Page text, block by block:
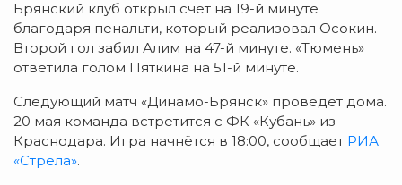
Брянский клуб открыл счёт на 19-й минуте
благодаря пенальти, который реализовал Осокин.
Второй гол забил Алим на 47-й минуте. «Тюмень»
ответила голом Пяткина на 51-й минуте.
Следующий матч «Динамо-Брянск» проведёт дома.
20 мая команда встретится с ФК «Кубань» из
Краснодара. Игра начнётся в 18:00, сообщает РИА
«Стрела».